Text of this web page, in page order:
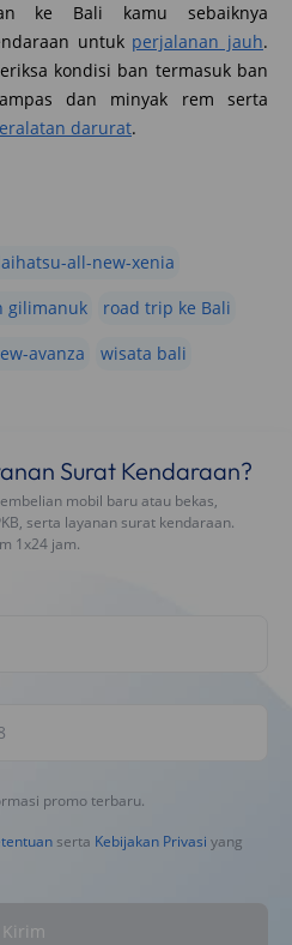
ke Bali kamu sebaiknya
untuk perjalanan jauh.
kondisi ban termasuk ban
dan minyak rem serta
darurat.
all-new-xenia
gilimanuk
road trip ke Bali
avanza wisata bali
Surat Kendaraan?
mobil baru atau bekas,
serta layanan surat kendaraan.
1x24 jam.
promo terbaru.
serta Kebijakan Privasi yang
Kirim